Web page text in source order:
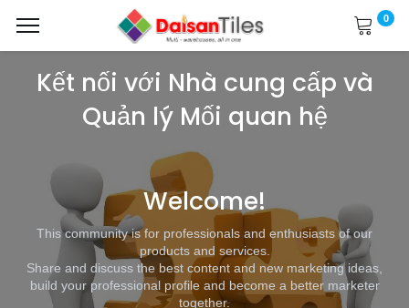
0
Kết nối với Nhà cung cấp và
Quản lý Mối quan hệ
Welcome!
This community is for professionals and enthusiasts of our
products and services.
Share and discuss the best content and new marketing ideas,
build your professional profile and become a better marketer
together.